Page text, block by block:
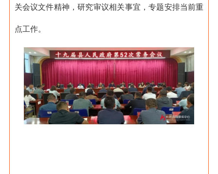
关会议文件精神，研究审议相关事宜，专题安排当前重
点工作。